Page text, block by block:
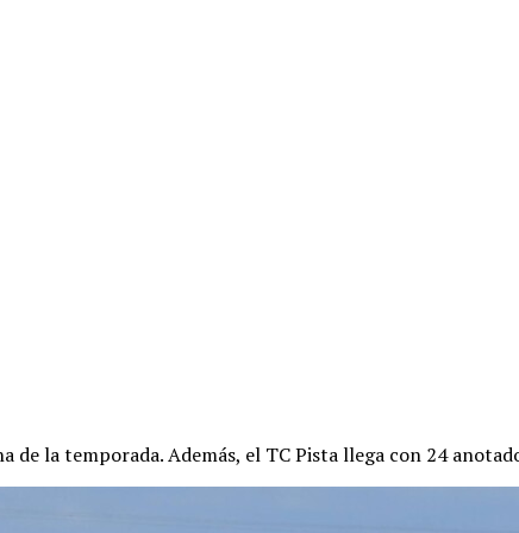
la temporada. Además, el TC Pista llega con 24